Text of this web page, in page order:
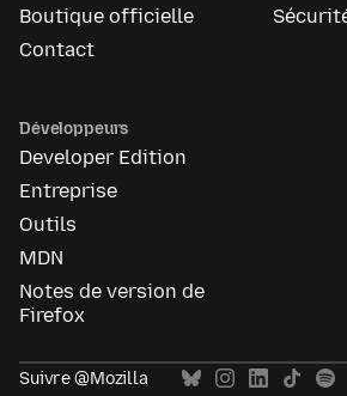
Boutique officielle
Contact
Développeurs
Developer Edition
Entreprise
Outils
MDN
Notes de version de
Firefox
Suivre @Mozilla